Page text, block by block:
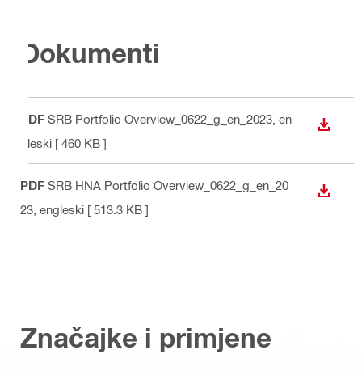
Dokumenti
PDF SRB Portfolio Overview_0622_g_en_2023 , en
gleski [ 460 KB ]
PDF SRB HNA Portfolio Overview_0622_g_en_20
23 , engleski [ 513.3 KB ]
Značajke i primjene